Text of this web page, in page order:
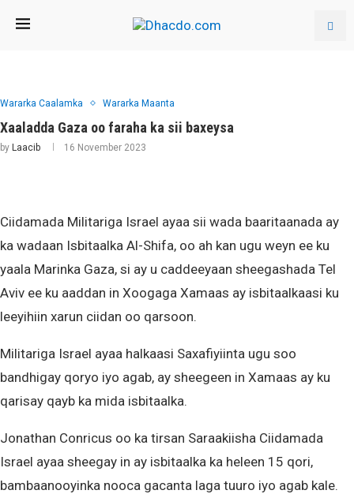
Wararka Caalamka Wararka Maanta
Xaaladda Gaza oo faraha ka sii baxeysa
by Laacib 16 November 2023
Ciidamada Militariga Israel ayaa sii wada baaritaanada ay
ka wadaan Isbitaalka Al-Shifa, oo ah kan ugu weyn ee ku
yaala Marinka Gaza, si ay u caddeeyaan sheegashada Tel
Aviv ee ku aaddan in Xoogaga Xamaas ay isbitaalkaasi ku
leeyihiin xarun ciidan oo qarsoon.
Militariga Israel ayaa halkaasi Saxafiyiinta ugu soo
bandhigay qoryo iyo agab, ay sheegeen in Xamaas ay ku
qarisay qayb ka mida isbitaalka.
Jonathan Conricus oo ka tirsan Saraakiisha Ciidamada
Israel ayaa sheegay in ay isbitaalka ka heleen 15 qori,
bambaanooyinka nooca gacanta laga tuuro iyo agab kale.